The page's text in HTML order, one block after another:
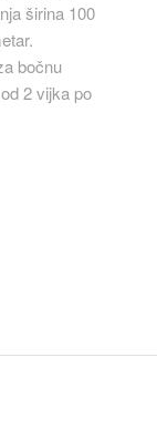
širina 100
bočnu
2 vijka po